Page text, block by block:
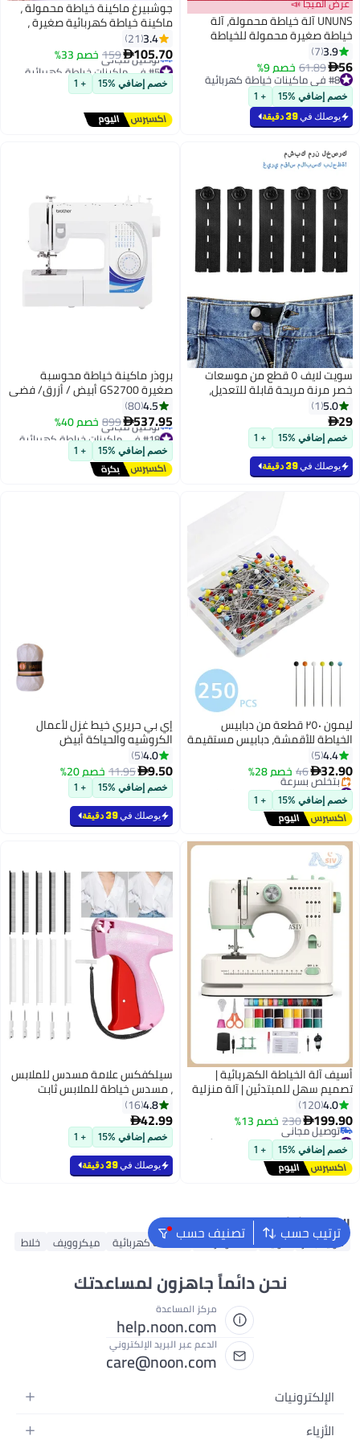
عرض الميجا 📣
UNUNS آلة خياطة محمولة، آلة
خياطة صغيرة محمولة للخياطة
السريعة، آلة خياطة محمولة
مناسبة للمنزل والسفر والأعمال
اليدوية، آلة خياطة كهربائية
محمولة للمبتدئين، بيضاء
3.9
7
56
61.89خصم 9%
#8 في ماكينات خياطة كهربائية
#8 في ماكينات خياطة كهربائية
خصم إضافي %15 + 1
يوصلك في39 دقيقة
جوشبيرغ ماكينة خياطة محمولة ،
ماكينة خياطة كهربائية صغيرة ،
505A أبيض / أرجواني 3.4
21
105.70
159 خصم 33%
#5 في ماكينات خياطة كهربائية
أقل سعر في السنة
توصيل مجاني
خصم إضافي %15 + 1
سويت لايف ٥ قطع من موسعات
خصر مرنة مريحة قابلة للتعديل،
مناسبة للرجال والنساء، سراويل
الجينز، التنانير، الفساتين، البناطيل
(أسود)
5.0
1
29
خصم إضافي %15 + 1
يوصلك في39 دقيقة
بروذر ماكينة خياطة محوسبة
صغيرة GS2700 أبيض / أزرق/ فضي
4.5
80
537.95
899 خصم 40%
#18 في ماكينات خياطة كهربائية
أقل سعر في 7 يوم
توصيل مجاني
#18 في ماكينات خياطة كهربائية
خصم إضافي %15 + 1
ليمون ٢٥٠ قطعة من دبابيس
الخياطة للأقمشة، دبابيس مستقيمة
برؤوس زجاجية كروية ملونة بطول
١.٥ بوصة، دبابيس لحاف للخياطة،
تزيين المجوهرات، مشاريع الخياطة
والحرف اليدوية (ملونة).
4.4
5
32.90
46 خصم 28%
#32 في ملحقات ماكينة الخياطة
توصيل مجاني
بتخلّص بسرعة
#32 في ملحقات ماكينة الخياطة
خصم إضافي %15 + 1
إي بي حريري خيط غزل لأعمال
الكروشيه والحياكة أبيض
4.0
5
9.50
11.95خصم 20%
خصم إضافي %15 + 1
يوصلك في39 دقيقة
أسيف آلة الخياطة الكهربائية |
تصميم سهل للمبتدئين | آلة منزلية
بخيط مزدوج وإبرة مزدوجة مع 16
نمط خياطة
4.0
120
199.90
230 خصم 13%
#14 في ماكينات خياطة كهربائية
أقل سعر في 30 يوم
توصيل مجاني
#14 في ماكينات خياطة كهربائية
خصم إضافي %15 + 1
سيلكفكس علامة مسدس للملابس
، مسدس خياطة للملابس ثابت
الملابس السريعة مسدس خياطة
أسود ثابت الملابس (الوردي)
4.8
16
42.99
خصم إضافي %15 + 1
يوصلك في39 دقيقة
ترتيب حسب تصنيف حسب البحث الشائع
كواية بخار كواية خلاط وفرامة مكنسة كهربائية ميكروويف خلاط
نحن دائماً جاهزون لمساعدتك
مركز المساعدة
help.noon.com
الدعم عبر البريد الإلكتروني
care@noon.com
الإلكترونيات
الهواتف المتحركة
الأزياء